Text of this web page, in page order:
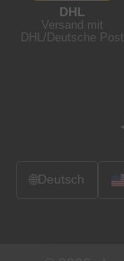
DHL
Versand mit
DHL/Deutsche Post
🌐Deutsch